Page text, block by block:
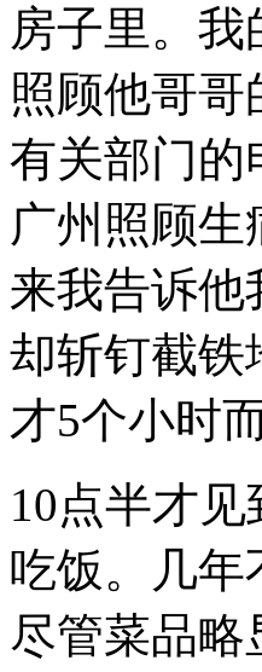
房子里。
照顾他哥
有关部门的
广州照顾
来我告诉他
却斩钉截铁
才5个小时
10点半才
吃饭。几年
尽管菜品略